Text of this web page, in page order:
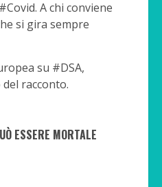
A chi conviene
si gira sempre
su #DSA,
racconto.
ESSERE MORTALE